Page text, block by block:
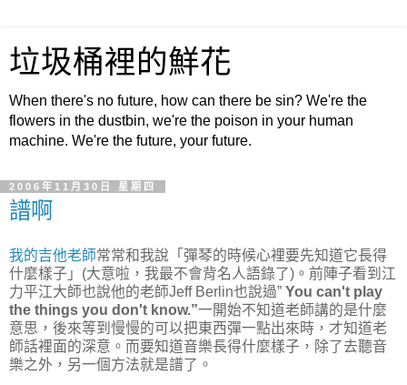
垃圾桶裡的鮮花
When there's no future, how can there be sin? We're the
flowers in the dustbin, we're the poison in your human
machine. We're the future, your future.
2006年11月30日 星期四
譜啊
我的吉他老師常常和我說「彈琴的時候心裡要先知道它長得
什麼樣子」 (大意啦，我最不會背名人語錄了) 。前陣子看到江
力平江大師也說他的老師Jeff Berlin也說過” You can't play
the things you don't know.”一開始不知道老師講的是什麼
意思，後來等到慢慢的可以把東西彈一點出來時，才知道老
師話裡面的深意。而要知道音樂長得什麼樣子，除了去聽音
樂之外，另一個方法就是譜了。